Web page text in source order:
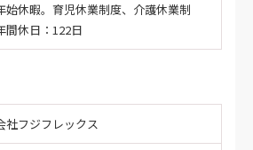
始休暇。育児休業制度、介護休業制
間休日：122日
社フジフレックス